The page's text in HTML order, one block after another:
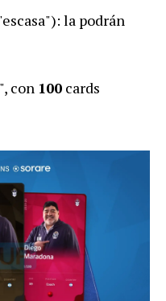
la podrán
con 100 cards